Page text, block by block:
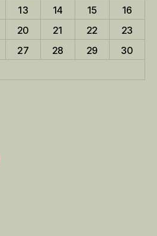
13 14 15
16
20 21 22
23
27 28 29
30